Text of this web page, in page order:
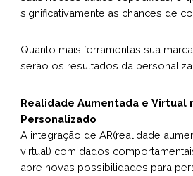
significativamente as chances de
Quanto mais ferramentas sua
serão os resultados da
Realidade Aumentada e Virtual
Personalizado
A integração de AR(realidade
virtual) com dados
abre novas possibilidades para